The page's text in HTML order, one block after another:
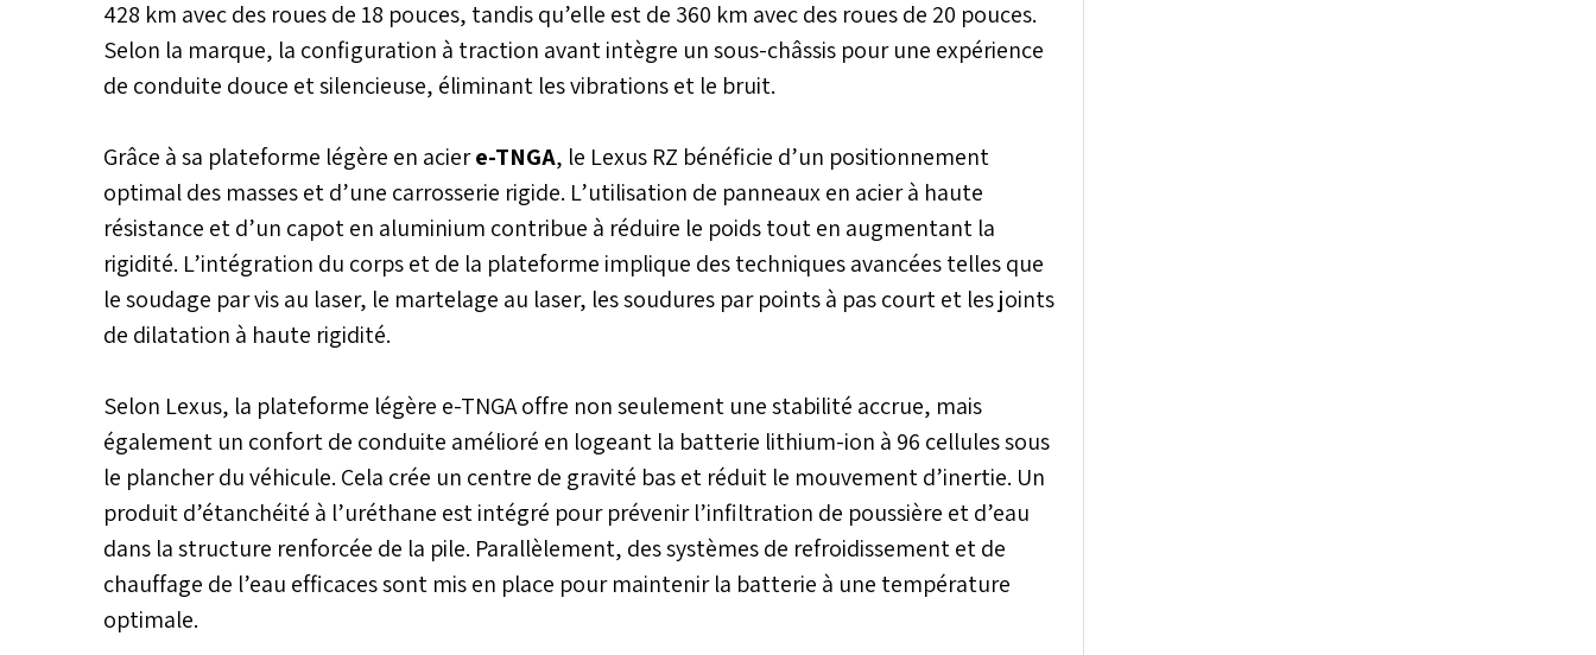
428 km avec des roues de 18 pouces, tandis qu’elle est de 360 km avec des roues de 20 pouces.
Selon la marque, la configuration à traction avant intègre un sous-châssis pour une expérience
de conduite douce et silencieuse, éliminant les vibrations et le bruit.
Grâce à sa plateforme légère en aciere-TNGA, le Lexus RZ bénéficie d’un positionnement
optimal des masses et d’une carrosserie rigide. L’utilisation de panneaux en acier à haute
résistance et d’un capot en aluminium contribue à réduire le poids tout en augmentant la
rigidité. L’intégration du corps et de la plateforme implique des techniques avancées telles que
le soudage par vis au laser, le martelage au laser, les soudures par points à pas court et les joints
de dilatation à haute rigidité.
Selon Lexus, la plateforme légère e-TNGA offre non seulement une stabilité accrue, mais
également un confort de conduite amélioré en logeant la batterie lithium-ion à 96 cellules sous
le plancher du véhicule. Cela crée un centre de gravité bas et réduit le mouvement d’inertie. Un
produit d’étanchéité à l’uréthane est intégré pour prévenir l’infiltration de poussière et d’eau
dans la structure renforcée de la pile. Parallèlement, des systèmes de refroidissement et de
chauffage de l’eau efficaces sont mis en place pour maintenir la batterie à une température
optimale.